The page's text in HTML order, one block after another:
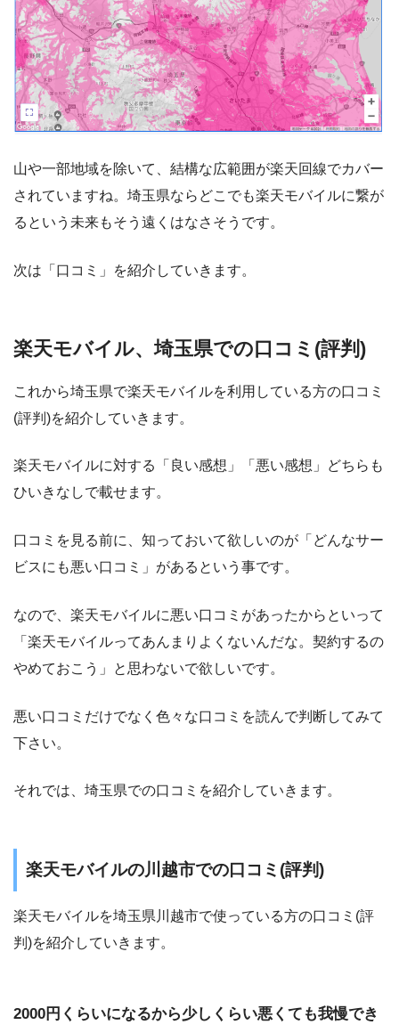
山や一部地域を除いて、結構な広範囲が楽天回線でカバー
されていますね。埼玉県ならどこでも楽天モバイルに繋が
るという未来もそう遠くはなさそうです。
次は「口コミ」を紹介していきます。
楽天モバイル、埼玉県での口コミ(評判)
これから埼玉県で楽天モバイルを利用している方の口コミ
(評判)を紹介していきます。
楽天モバイルに対する「良い感想」「悪い感想」どちらも
ひいきなしで載せます。
口コミを見る前に、知っておいて欲しいのが「どんなサー
ビスにも悪い口コミ」があるという事です。
なので、楽天モバイルに悪い口コミがあったからといって
「楽天モバイルってあんまりよくないんだな。契約するの
やめておこう」と思わないで欲しいです。
悪い口コミだけでなく色々な口コミを読んで判断してみて
下さい。
それでは、埼玉県での口コミを紹介していきます。
楽天モバイルの川越市での口コミ(評判)
楽天モバイルを埼玉県川越市で使っている方の口コミ(評
判)を紹介していきます。
2000円くらいになるから少しくらい悪くても我慢でき